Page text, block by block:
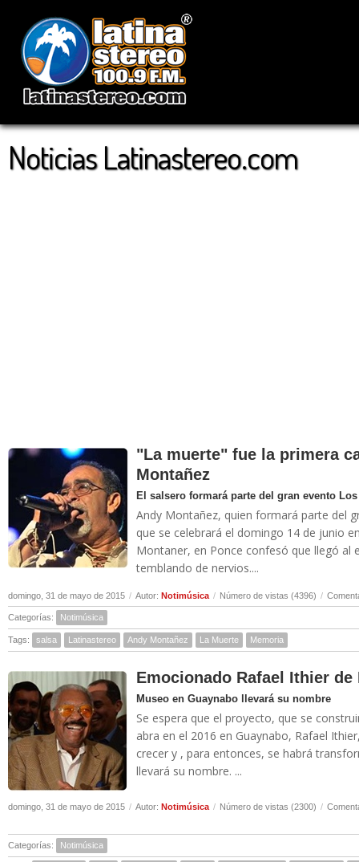
Noticias Latinastereo.com
"La muerte" fue la primera
Montañez
El salsero formará parte del gran evento
Andy Montañez, quien formará parte del
que se celebrará el domingo 14 de junio
Montaner, en Ponce confesó que llegó al
temblando de nervios....
domingo, 31 de mayo de 2015 / Autor: Notimúsica / Número de vistas (4396) /
Categorías: Notimúsica
Tags: salsa Latinastereo Andy Montañez La Muerte Memoria
Emocionado Rafael Ithier de
Museo en Guaynabo llevará su nombre
Se espera que el proyecto, que se
abra en el 2016 en Guaynabo, Rafael
crecer y , para entonces, se habrá
llevará su nombre. ...
domingo, 31 de mayo de 2015 / Autor: Notimúsica / Número de vistas (2300) /
Categorías: Notimúsica